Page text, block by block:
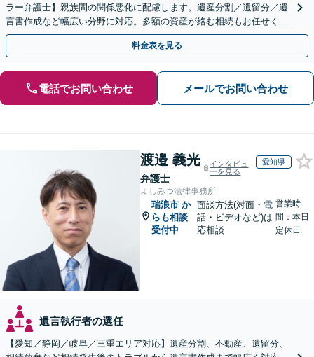
ラー弁護士】親族間の関係悪化に配慮します。遺産分割／遺留分／遺
言書作成など幅広い分野に対応。多額の資産が絡む相続もお任せくだ
さい。【夜間・休日の相談可能】【駐車場完備】
料金表を見る
電話でお問い合わせ メールでお問い合わせ
渡邉 義光
弁護士
インタビュ
ーを見る
愛知県
よしみつ法律事務所
瑞浪市 か
らも相談
受付中
面談方法(対面・電
話・ビデオなど)は
応相談
営業時
間：本日
定休日
遺言執行者の選任
【愛知／静岡／岐阜／三重エリア対応】遺産分割、不動産、遺留分、